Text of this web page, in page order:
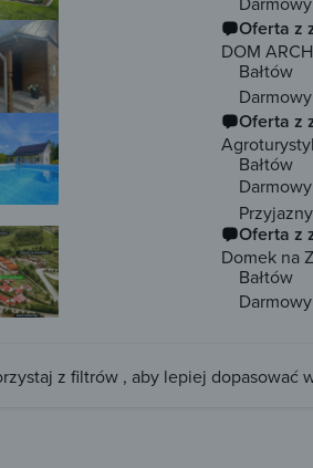
Oferta z
DOM
Bałtów
Oferta z
JACUZZI
Bałtów
Oferta z
Domek na
Bałtów
z filtrów , aby lepiej dopasować